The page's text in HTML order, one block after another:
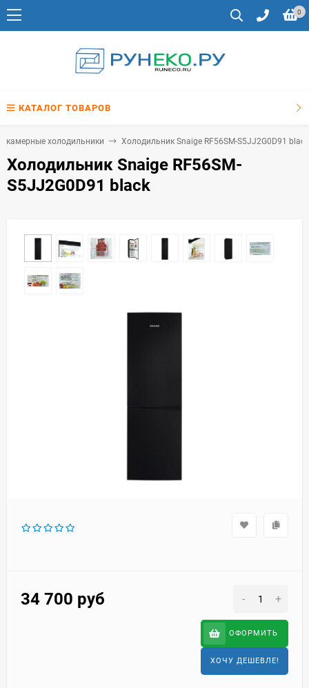
0
КАТАЛОГ ТОВАРОВ
холодильники Холодильник Snaige RF56SM-S5JJ2G0D91 black
Холодильник Snaige RF56SM-
S5JJ2G0D91 black
34 700 руб - +
ОФОРМИТЬ
ХОЧУ ДЕШЕВЛЕ!